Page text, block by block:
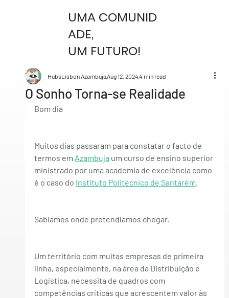
UMA COMUNID
ADE,
UM FUTURO!
O Sonho Torna-se Realidade
HubsLisbon AzambujaAug 12, 20244 min read
Bom dia
Muitos dias passaram para constatar o facto de
termos em Azambuja um curso de ensino superior
ministrado por uma academia de excelência como
é o caso do Instituto Politécnico de Santarém.
Sabíamos onde pretendíamos chegar.
Um território com muitas empresas de primeira
linha, especialmente, na área da Distribuição e
Logística, necessita de quadros com
competências críticas que acrescentem valor às